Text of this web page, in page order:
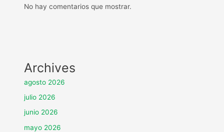
No hay comentarios que mostrar.
Archives
agosto 2026
julio 2026
junio 2026
mayo 2026